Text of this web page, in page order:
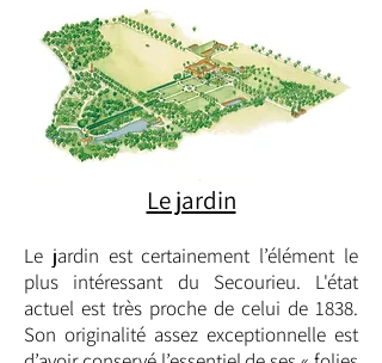
Le jardin
Le jardin est certainement l’élément le
plus intéressant du Secourieu. L'état
actuel est très proche de celui de 1838.
Son originalité assez exceptionnelle est